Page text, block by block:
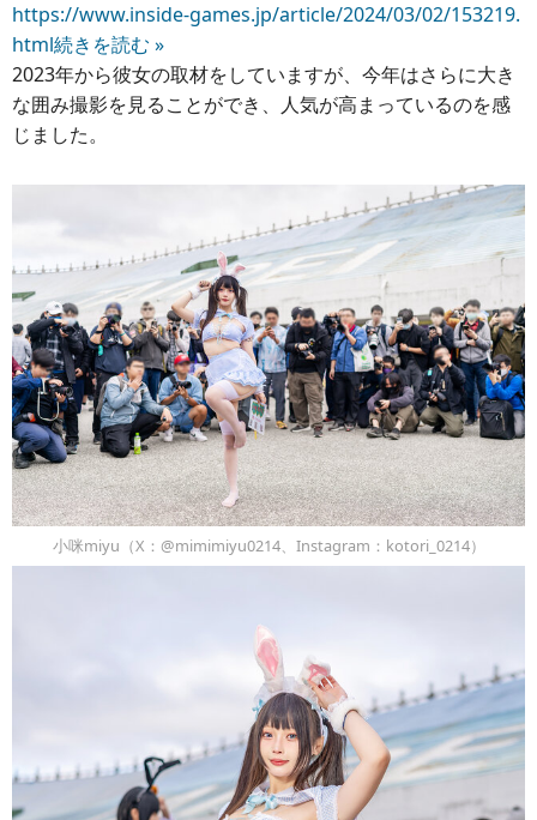
https://www.inside-games.jp/article/2024/03/02/153219.
html続きを読む »
2023年から彼女の取材をしていますが、今年はさらに大き
な囲み撮影を見ることができ、人気が高まっているのを感
じました。
小咪miyu（X：@mimimiyu0214、Instagram：kotori_0214）